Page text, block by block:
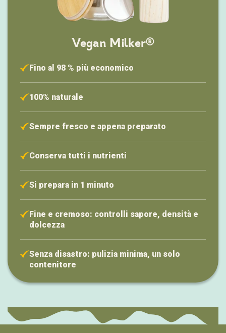
Vegan Milker®
Fino al 98 % più economico
100% naturale
Sempre fresco e appena preparato
Conserva tutti i nutrienti
Si prepara in 1 minuto
Fine e cremoso: controlli sapore, densità e
dolcezza
Senza disastro: pulizia minima, un solo
contenitore